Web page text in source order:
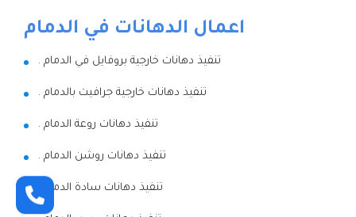
اعمال الدهانات في الدمام
تنفيذ دهانات خارجية بروفايل في الدمام .
تنفيذ دهانات خارجية جرافيت بالدمام .
تنفيذ دهانات روعة الدمام .
تنفيذ دهانات روشن الدمام .
تنفيذ دهانات سادة الدمام .